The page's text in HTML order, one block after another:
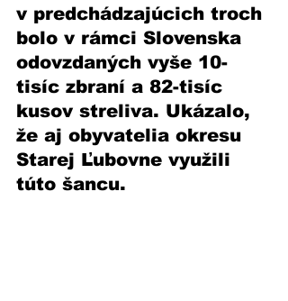
v predchádzajúcich troch
bolo v rámci Slovenska
odovzdaných vyše 10-
tisíc zbraní a 82-tisíc
kusov streliva. Ukázalo,
že aj obyvatelia okresu
Starej Ľubovne využili
túto šancu.